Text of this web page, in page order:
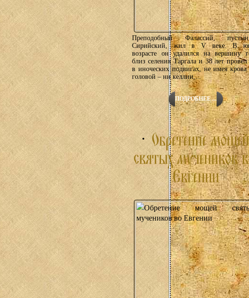
Преподобный Фалассий,
Сирийский, жил в V веке. В
возрасте он удалился на вершину
близ селения Таргала и 38 лет провел
в иноческих подвигах, не имея крова
головой – ни келлии,...
ПОДРОБНЕЕ ...